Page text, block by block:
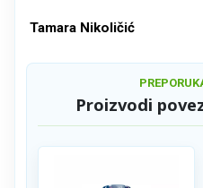
Tamara Nikoličić
Proizvodi